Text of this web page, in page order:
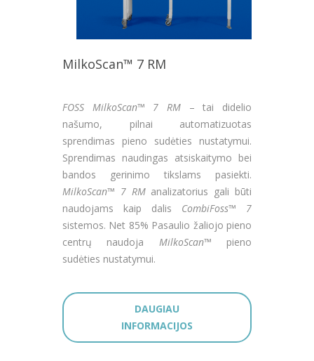
MilkoScan™ 7 RM
FOSS MilkoScan™ 7 RM – tai didelio
našumo, pilnai automatizuotas
sprendimas pieno sudėties nustatymui.
Sprendimas naudingas atsiskaitymo bei
bandos gerinimo tikslams pasiekti.
MilkoScan™ 7 RManalizatorius gali būti
naudojams kaip dalis CombiFoss™ 7
sistemos. Net 85% Pasaulio žaliojo pieno
centrų naudoja MilkoScan™ pieno
sudėties nustatymui.
DAUGIAU
INFORMACIJOS